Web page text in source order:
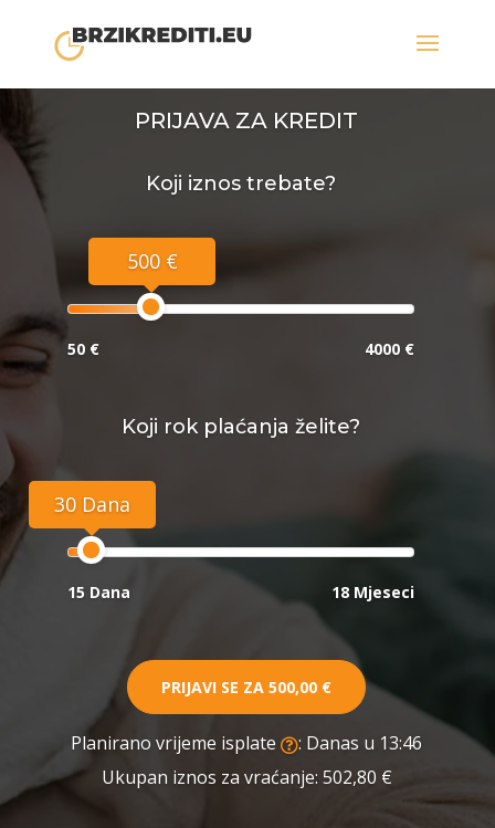
PRIJAVA ZA KREDIT
Koji iznos trebate?
500 €
50 € 4000 €
Koji rok plaćanja želite?
30 Dana
15 Dana 18 Mjeseci
PRIJAVI SE ZA 500,00 €
Planirano vrijeme isplate
: Danas u 13:46
Ukupan iznos za vraćanje: 502,80 €